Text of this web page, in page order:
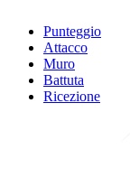
Punteggio
Attacco
Muro
Battuta
Ricezione